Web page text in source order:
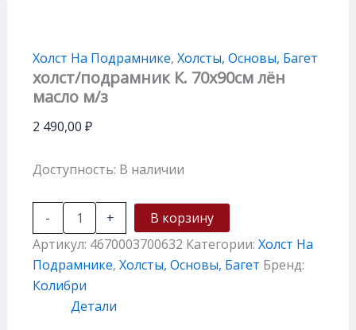
Холст На Подрамнике, Холсты, Основы, Багет
холст/подрамник К. 70х90см лён
масло м/з
2 490,00 ₽
Доступность: В наличии
- +
В корзину
Артикул: 4670003700632 Категории: Холст На
Подрамнике, Холсты, Основы, Багет Бренд:
Колибри
Детали